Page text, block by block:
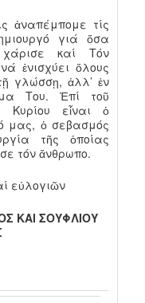
τίς
γιά ὅσα
καί Τόν
ἐνισχύει ὅλους
γλώσσῃ, ἀλλ’ ἐν
Του. Ἐπί τοῦ
Κυρίου εἶναι ὁ
μας, ὁ σεβασμός
τῆς ὁποίας
τόν ἄνθρωπο.
εὐλογιῶν
ΚΑI ΣΟΥΦΛΙΟΥ